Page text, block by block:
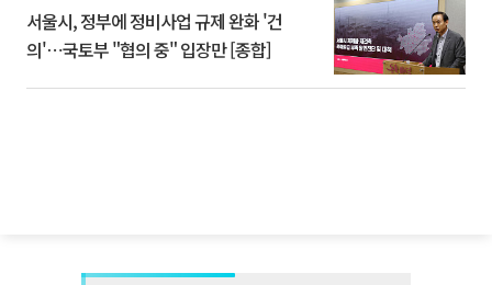
서울시, 정부에 정비사업 규제 완화 '건
의'⋯국토부 "협의 중" 입장만 [종합]